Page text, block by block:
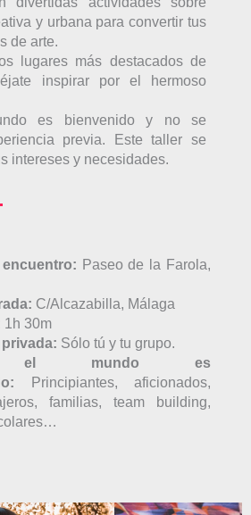
y urbana para convertir tus
de arte.
lugares más destacados de
inspirar por el hermoso
es bienvenido y no se
previa. Este taller se
intereses y necesidades.
Paseo de la Farola,
C/Alcazabilla, Málaga
1h 30m
Sólo tú y tu grupo.
el mundo es
Principiantes, aficionados,
familias, team building,